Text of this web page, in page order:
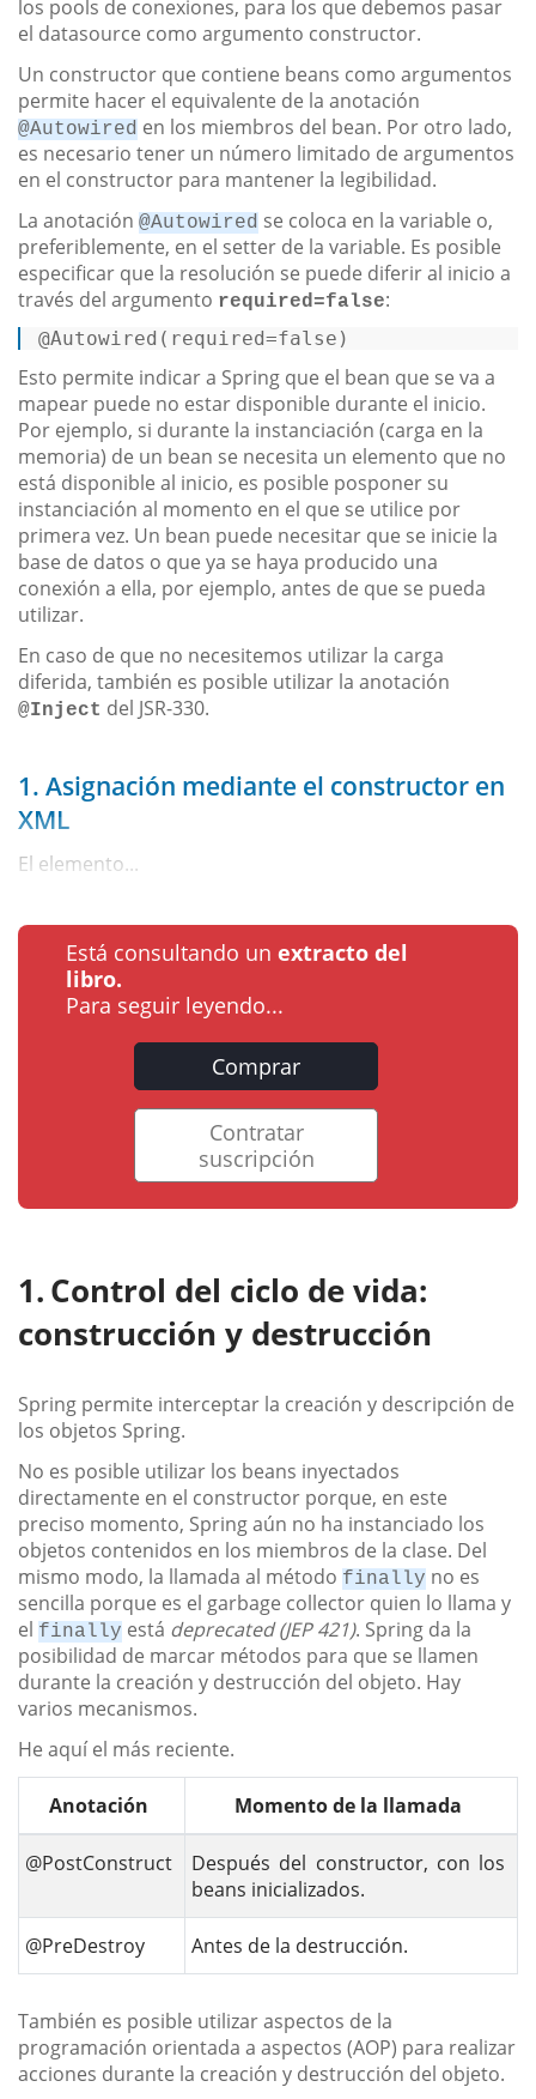
los pools de conexiones, para los que debemos pasar
el datasource como argumento constructor.
Un constructor que contiene beans como argumentos
permite hacer el equivalente de la anotación
@Autowired en los miembros del bean. Por otro lado,
es necesario tener un número limitado de argumentos
en el constructor para mantener la legibilidad.
La anotación @Autowired se coloca en la variable o,
preferiblemente, en el setter de la variable. Es posible
especificar que la resolución se puede diferir al inicio a
través del argumento required=false:
@Autowired ( required=false )
Esto permite indicar a Spring que el bean que se va a
mapear puede no estar disponible durante el inicio.
Por ejemplo, si durante la instanciación (carga en la
memoria) de un bean se necesita un elemento que no
está disponible al inicio, es posible posponer su
instanciación al momento en el que se utilice por
primera vez. Un bean puede necesitar que se inicie la
base de datos o que ya se haya producido una
conexión a ella, por ejemplo, antes de que se pueda
utilizar.
En caso de que no necesitemos utilizar la carga
diferida, también es posible utilizar la anotación
@Inject del JSR-330.
1. Asignación mediante el constructor en
XML
El elemento...
Está consultando un extracto del
libro.
Para seguir leyendo...
Comprar
Contratar
suscripción
Control del ciclo de vida:
construcción y destrucción
Spring permite interceptar la creación y descripción de
los objetos Spring.
No es posible utilizar los beans inyectados
directamente en el constructor porque, en este
preciso momento, Spring aún no ha instanciado los
objetos contenidos en los miembros de la clase. Del
mismo modo, la llamada al método finally no es
sencilla porque es el garbage collector quien lo llama y
el finally está deprecated (JEP 421). Spring da la
posibilidad de marcar métodos para que se llamen
durante la creación y destrucción del objeto. Hay
varios mecanismos.
He aquí el más reciente.
Anotación Momento de la llamada
@PostConstruct
Después del constructor, con los
beans inicializados.
@PreDestroy Antes de la destrucción.
También es posible utilizar aspectos de la
programación orientada a aspectos (AOP) para realizar
acciones durante la creación y destrucción del objeto.